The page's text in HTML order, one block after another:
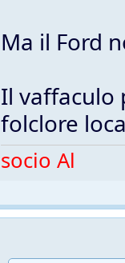
Ma il Ford
Il vaffaculo
folclore
socio Al